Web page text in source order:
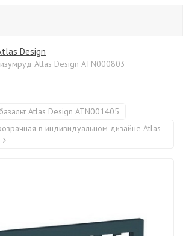
Design
Atlas Design ATN000803
Atlas Design ATN001405
в индивидуальном дизайне Atlas